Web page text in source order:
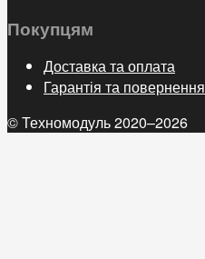
Покупцям
Доставка та оплата
Гарантія та повернення
© Техномодуль 2020–2026